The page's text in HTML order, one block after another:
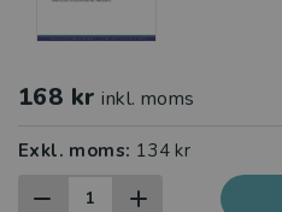
168 kr inkl. moms
Exkl. moms: 134 kr